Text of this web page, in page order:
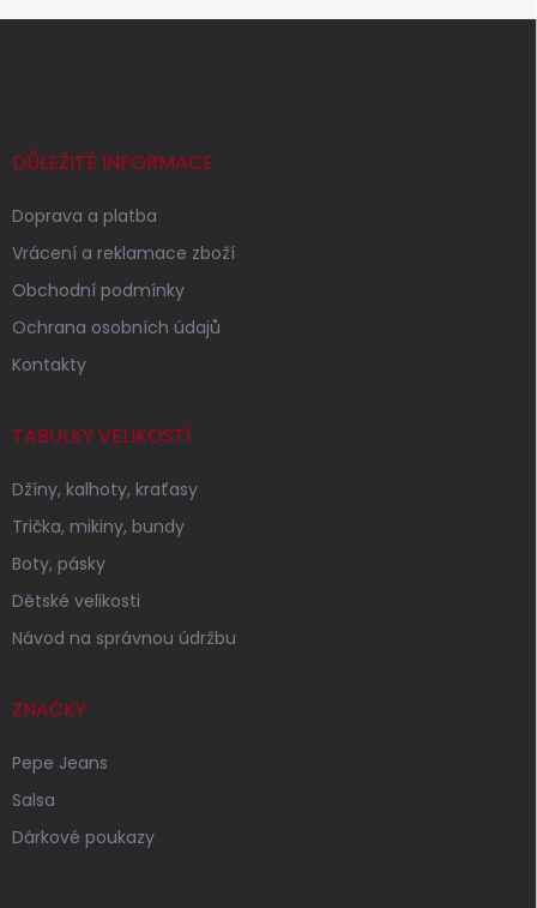
Z
DŮLEŽITÉ INFORMACE
Doprava a platba
Vrácení a reklamace zboží
Obchodní podmínky
Ochrana osobních údajů
Kontakty
TABULKY VELIKOSTÍ
Džíny, kalhoty, kraťasy
Trička, mikiny, bundy
Boty, pásky
Dětské velikosti
Návod na správnou údržbu
ZNAČKY
Pepe Jeans
Salsa
Dárkové poukazy